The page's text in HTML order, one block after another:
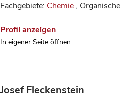
Fachgebiete: Chemie ,
Profil anzeigen
In eigener Seite öffnen
Josef Fleckenstein